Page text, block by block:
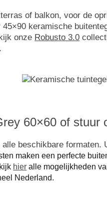
of balkon, voor de
keramische
onze Robusto 3.0
60×60 of stuur
beschikbare formaten.
maken een perfecte
hier alle mogelijkheden
Nederland.